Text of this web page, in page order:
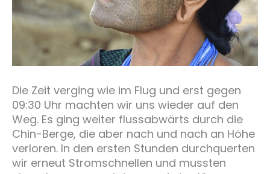
Die Zeit verging wie im Flug und erst gegen
09:30 Uhr machten wir uns wieder auf den
Weg. Es ging weiter flussabwärts durch die
Chin-Berge, die aber nach und nach an Höhe
verloren. In den ersten Stunden durchquerten
wir erneut Stromschnellen und mussten